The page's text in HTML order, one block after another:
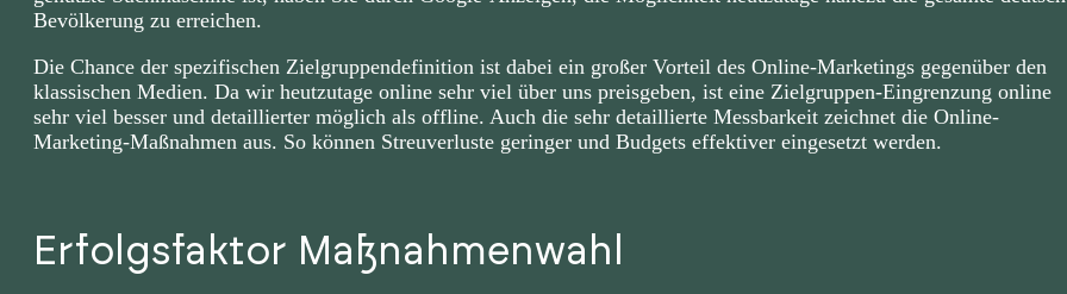
Bevölkerung zu erreichen.
Die Chance der spezifischen Zielgruppendefinition ist dabei ein großer Vorteil des Online-Marketings gegenüber den
klassischen Medien. Da wir heutzutage online sehr viel über uns preisgeben, ist eine Zielgruppen-Eingrenzung online
sehr viel besser und detaillierter möglich als offline. Auch die sehr detaillierte Messbarkeit zeichnet die Online-
Marketing-Maßnahmen aus. So können Streuverluste geringer und Budgets effektiver eingesetzt werden.
Erfolgsfaktor Maßnahmenwahl